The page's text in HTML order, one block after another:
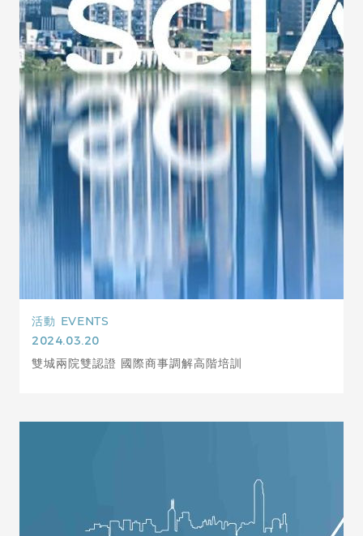
活動 EVENTS
2024.03.20
雙城兩院雙認證 國際商事調解高階培訓